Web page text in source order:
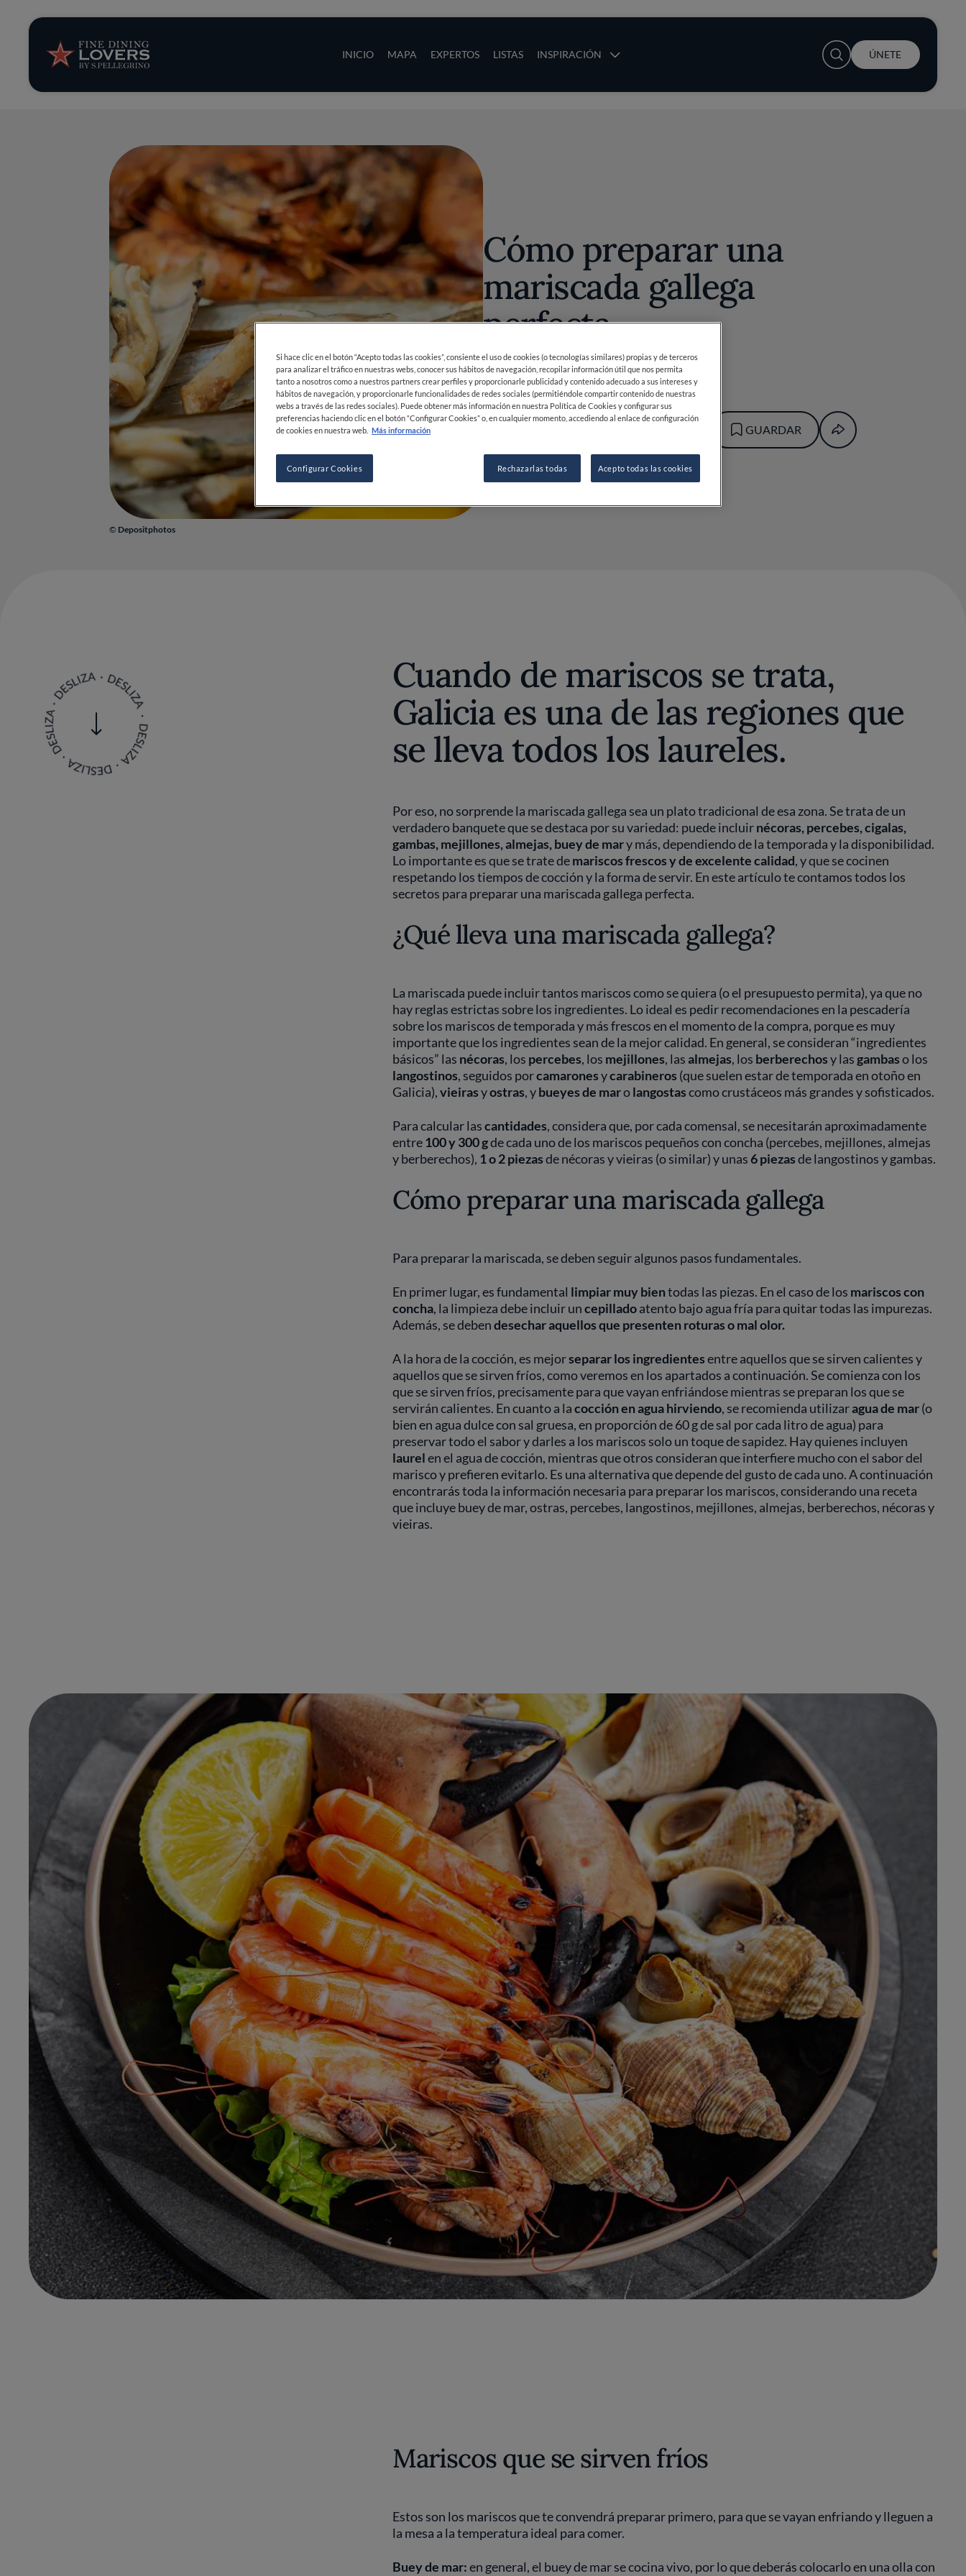
INICIO MAPA EXPERTOS LISTAS INSPIRACIÓN
Opinión y noticias
Recetas
Consejos y trucos
Series
User account menu
ÚNETE
© Depositphotos
Cómo preparar una
mariscada gallega
perfecta
10 DIC 2024
PORFINE DINING LOVERS
GUARDAR
Cuando de mariscos se trata,
Galicia es una de las regiones que
se lleva todos los laureles.
Por eso, no sorprende la mariscada gallega sea un plato tradicional de esa zona. Se trata de un
verdadero banquete que se destaca por su variedad: puede incluirnécoras, percebes, cigalas,
gambas, mejillones, almejas, buey de mary más, dependiendo de la temporada y la disponibilidad.
Lo importante es que se trate demariscos frescos y de excelente calidad, y que se cocinen
respetando los tiempos de cocción y la forma de servir. En este artículo te contamos todos los
secretos para preparar una mariscada gallega perfecta.
¿Qué lleva una mariscada gallega?
La mariscada puede incluir tantos mariscos como se quiera (o el presupuesto permita), ya que no
hay reglas estrictas sobre los ingredientes. Lo ideal es pedir recomendaciones en la pescadería
sobre los mariscos de temporada y más frescos en el momento de la compra, porque es muy
importante que los ingredientes sean de la mejor calidad. En general, se consideran “ingredientes
básicos” las nécoras, los percebes, los mejillones, lasalmejas, los berberechosy lasgambaso los
langostinos, seguidos porcamaronesycarabineros (que suelen estar de temporada en otoño en
Galicia),vieirasyostras, ybueyes de marolangostascomo crustáceos más grandes y sofisticados.
Para calcular lascantidades, considera que, por cada comensal, se necesitarán aproximadamente
entre100 y 300 gde cada uno de los mariscos pequeños con concha (percebes, mejillones, almejas
y berberechos), 1 o 2 piezasde nécoras y vieiras (o similar) y unas6 piezasde langostinos y gambas.
Cómo preparar una mariscada gallega
Para preparar la mariscada, se deben seguir algunos pasos fundamentales.
En primer lugar, es fundamental limpiar muy bientodas las piezas. En el caso de los mariscos con
concha, la limpieza debe incluir uncepilladoatento bajo agua fría para quitar todas las impurezas.
Además, se debendesechar aquellos que presenten roturas o mal olor.
A la hora de la cocción, es mejorseparar los ingredientesentre aquellos que se sirven calientes y
aquellos que se sirven fríos, como veremos en los apartados a continuación. Se comienza con los
que se sirven fríos, precisamente para que vayan enfriándose mientras se preparan los que se
servirán calientes. En cuanto a lacocción en agua hirviendo, se recomienda utilizaragua de mar(o
bien en agua dulce con sal gruesa, en proporción de 60 g de sal por cada litro de agua) para
preservar todo el sabor y darles a los mariscos solo un toque de sapidez. Hay quienes incluyen
laurelen el agua de cocción, mientras que otros consideran que interfiere mucho con el sabor del
marisco y prefieren evitarlo. Es una alternativa que depende del gusto de cada uno. A continuación
encontrarás toda la información necesaria para preparar los mariscos, considerando una receta
que incluye buey de mar, ostras, percebes, langostinos, mejillones, almejas, berberechos, nécoras y
vieiras.
Mariscos que se sirven fríos
Estos son los mariscos que te convendrá preparar primero, para que se vayan enfriando y lleguen a
la mesa a la temperatura ideal para comer.
Buey de mar:en general, el buey de mar se cocina vivo, por lo que deberás colocarlo en una olla con
Si hace clic en el botón “Acepto todas las cookies”, consiente el uso de cookies (o tecnologías similares) propias y de terceros
para analizar el tráfico en nuestras webs, conocer sus hábitos de navegación, recopilar información útil que nos permita
tanto a nosotros como a nuestros partners crear perfiles y proporcionarle publicidad y contenido adecuado a sus intereses y
hábitos de navegación, y proporcionarle funcionalidades de redes sociales (permitiéndole compartir contenido de nuestras
webs a través de las redes sociales). Puede obtener más información en nuestra Política de Cookies y configurar sus
preferencias haciendo clic en el botón “Configurar Cookies” o, en cualquier momento, accediendo al enlace de configuración
de cookies en nuestra web. Más información
Configurar Cookies Rechazarlas todas Acepto todas las cookies